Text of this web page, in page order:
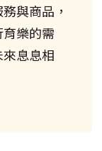
與商品，
樂的需
息息相